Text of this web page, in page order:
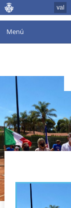
val
Menú
Agenda
Instal·lacions
Comunicació
València en esport
Reserves